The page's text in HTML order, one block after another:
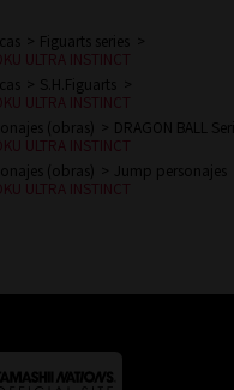
Figuarts series
ULTRA INSTINCT
S.H.Figuarts
ULTRA INSTINCT
(obras)
DRAGON BALL
ULTRA INSTINCT
(obras)
Jump personajes
ULTRA INSTINCT